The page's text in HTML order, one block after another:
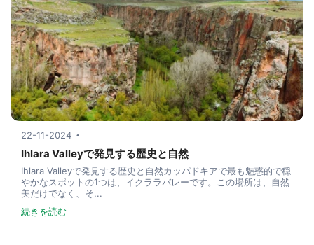
22-11-2024
Ihlara Valleyで発見する歴史と自然
Ihlara Valleyで発見する歴史と自然カッパドキアで最も魅惑的で穏
やかなスポットの1つは、イクララバレーです。この場所は、自然
美だけでなく、そ...
続きを読む